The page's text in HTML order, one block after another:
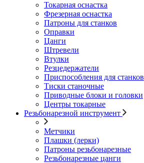
Токарная оснастка
Фрезерная оснастка
Патроны для станков
Оправки
Цанги
Штревели
Втулки
Резцедержатели
Приспособления для станков
Тиски станочные
Приводные блоки и головки
Центры токарные
Резьбонарезной инструмент
Метчики
Плашки (лерки)
Патроны резьбонарезные
Резьбонарезные цанги